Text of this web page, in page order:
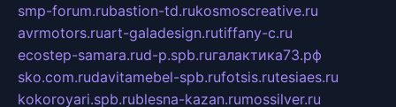
smp-forum.rubastion-td.rukosmoscreative.ru
avrmotors.ruart-galadesign.rutiffany-c.ru
ecostep-samara.rud-p.spb.ruгалактика73.рф
sko.com.rudavitamebel-spb.rufotsis.rutesiaes.ru
kokoroyari.spb.rublesna-kazan.rumossilver.ru